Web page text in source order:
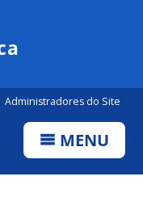
Administradores do Site
MENU